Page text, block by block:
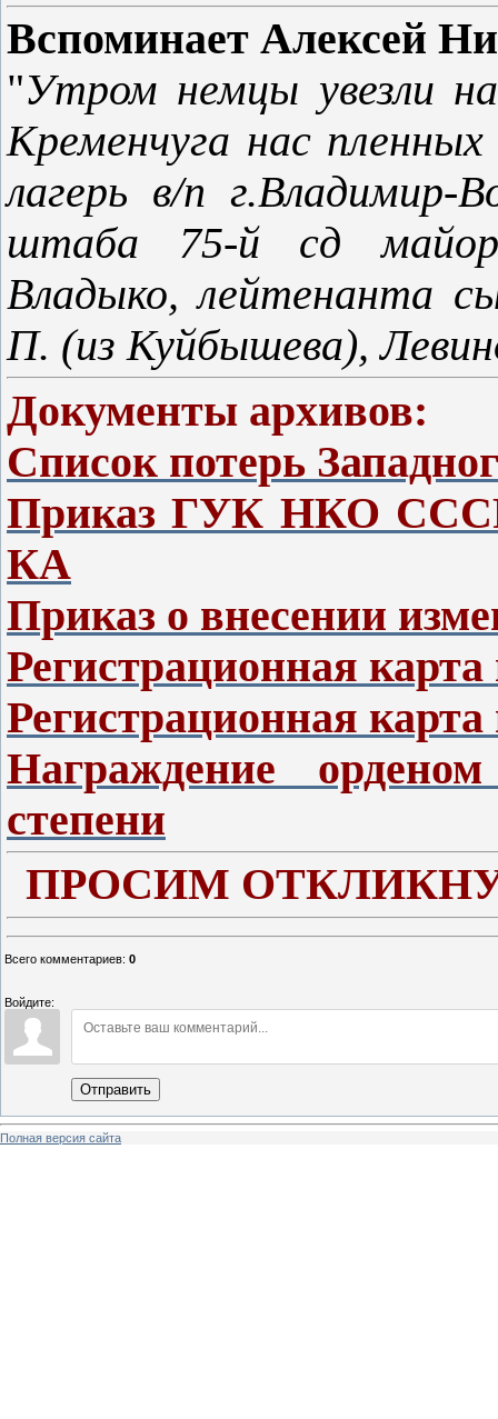
Вспоминает Алексей
"Утром немцы увезли
Кременчуга нас пленных
лагерь в/п
штаба 75-й сд
Владыко, лейтенанта
П. (из Куйбышева),
Документы архивов:
Список потерь
Приказ ГУК НКО СССР
КА
Приказ о внесении
Регистрационная
Регистрационная
Награждение
степени
ПРОСИМ
Всего комментариев: 0
Войдите:
Отправить
Полная версия сайта